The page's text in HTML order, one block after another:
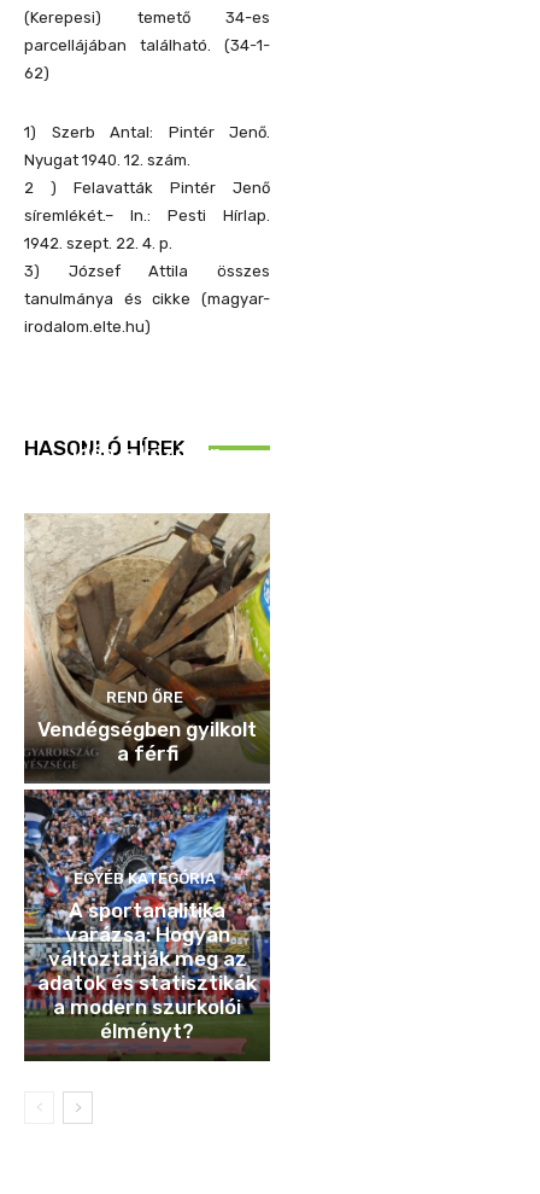
(Kerepesi) temető 34-es
parcellájában található. (34-1-
62)
1) Szerb Antal: Pintér Jenő.
Nyugat 1940. 12. szám.
2 ) Felavatták Pintér Jenő
síremlékét.– In.: Pesti Hírlap.
1942. szept. 22. 4. p.
3) József Attila összes
tanulmánya és cikke (magyar-
irodalom.elte.hu)
HASONLÓ HÍREK
Idén is közösen
REND ŐRE
Vendégségben gyilkolt
a férfi
EGYÉB KATEGÓRIA
A sportanalitika
varázsa: Hogyan
változtatják meg az
adatok és statisztikák
a modern szurkolói
élményt?